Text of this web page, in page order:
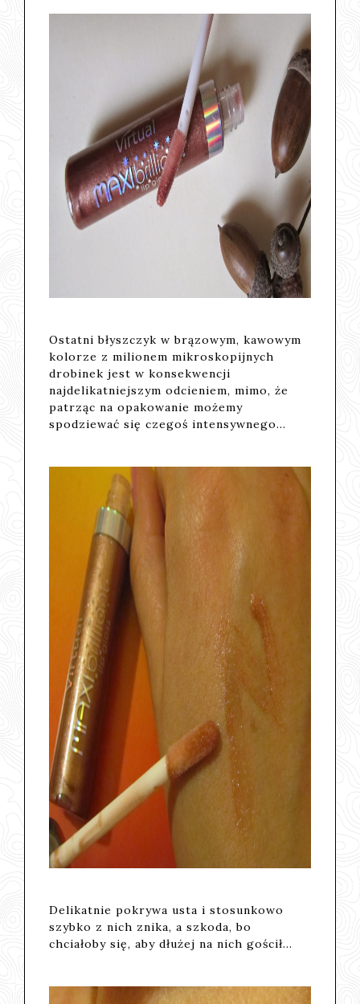
Ostatni błyszczyk w brązowym, kawowym
kolorze z milionem mikroskopijnych
drobinek jest w konsekwencji
najdelikatniejszym odcieniem, mimo, że
patrząc na opakowanie możemy
spodziewać się czegoś intensywnego...
Delikatnie pokrywa usta i stosunkowo
szybko z nich znika, a szkoda, bo
chciałoby się, aby dłużej na nich gościł...